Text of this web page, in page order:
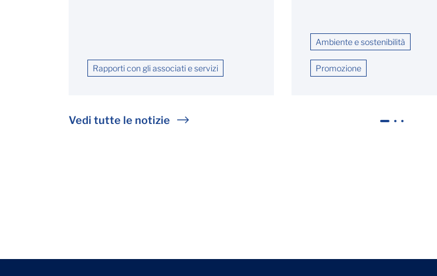
Rapporti con gli associati e servizi
Ambiente e sostenibilità
Promozione
Vedi tutte le notizie